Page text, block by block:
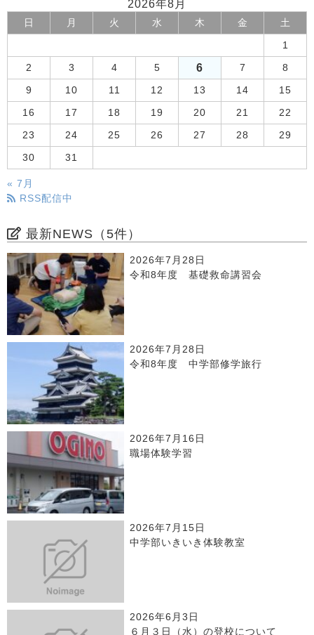
2026年8月
日 月 火 水 木 金 土
1
2 3 4 5 6 7 8
9 10 11 12 13 14 15
16 17 18 19 20 21 22
23 24 25 26 27 28 29
30 31
« 7月
RSS配信中
最新NEWS（5件）
2026年7月28日
令和8年度 基礎救命講習会
2026年7月28日
令和8年度 中学部修学旅行
2026年7月16日
職場体験学習
2026年7月15日
中学部いきいき体験教室
2026年6月3日
６月３日（水）の登校について